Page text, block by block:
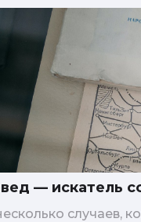
— искатель
случаев,